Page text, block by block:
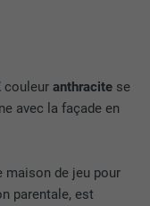
couleuranthracite se
avec la façade en
maison de jeu pour
parentale, est